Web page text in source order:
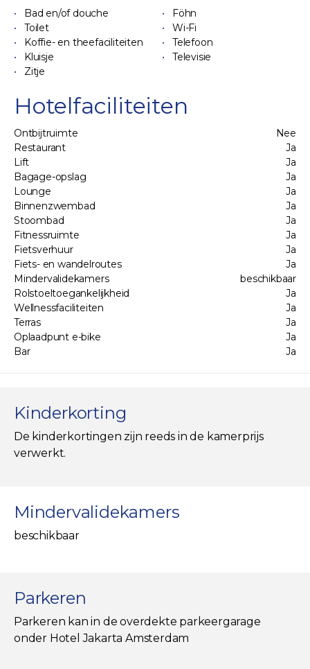
Bad en/of douche
Föhn
Toilet
Wi-Fi
Koffie- en theefaciliteiten
Telefoon
Kluisje
Televisie
Zitje
Hotelfaciliteiten
Ontbijtruimte
Nee
Restaurant
Ja
Lift
Ja
Bagage-opslag
Ja
Lounge
Ja
Binnenzwembad
Ja
Stoombad
Ja
Fitnessruimte
Ja
Fietsverhuur
Ja
Fiets- en wandelroutes
Ja
Mindervalidekamers
beschikbaar
Rolstoeltoegankelijkheid
Ja
Wellnessfaciliteiten
Ja
Terras
Ja
Oplaadpunt e-bike
Ja
Bar
Ja
Kinderkorting
De kinderkortingen zijn reeds in de kamerprijs
verwerkt.
Mindervalidekamers
beschikbaar
Parkeren
Parkeren kan in de overdekte parkeergarage
onder Hotel Jakarta Amsterdam